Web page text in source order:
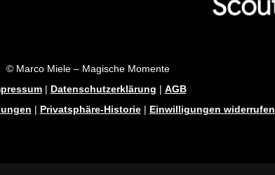
© Marco Miele – Magische Momente
| Datenschutzerklärung | AGB
| Privatsphäre-Historie| Einwilligungen widerrufen